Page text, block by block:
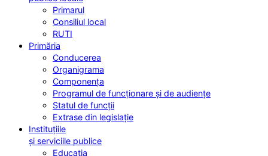
Primarul
Consiliul local
RUTI
Primăria
Conducerea
Organigrama
Componența
Programul de funcționare și de audiențe
Statul de funcții
Extrase din legislație
Instituțiile
și serviciile publice
Educația